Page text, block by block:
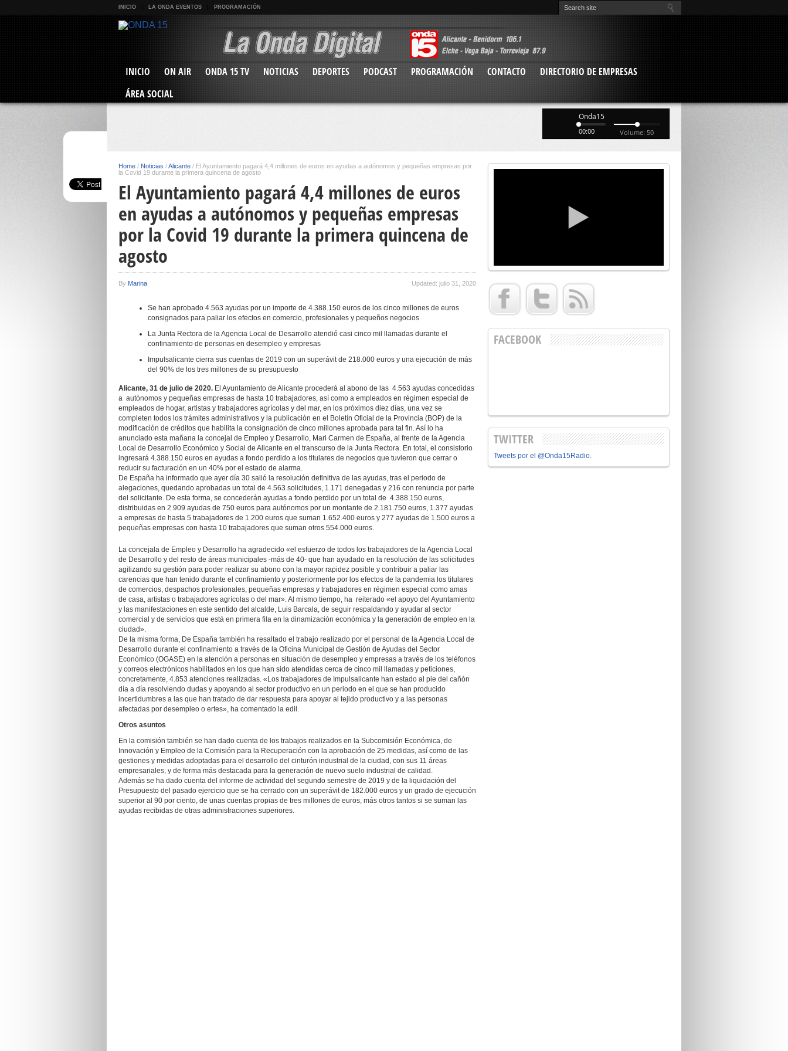
INICIO LA ONDA EVENTOS PROGRAMACIÓN
INICIO ON AIR ONDA 15 TV NOTICIAS DEPORTES PODCAST PROGRAMACIÓN CONTACTO
DIRECTORIO DE EMPRESAS
ÁREA SOCIAL
Onda15
00:00 Volume: 50
Home / Noticias /Alicante / El Ayuntamiento pagará 4,4 millones de euros en ayudas a autónomos y pequeñas empresas por
la Covid 19 durante la primera quincena de agosto
El Ayuntamiento pagará 4,4 millones de euros
en ayudas a autónomos y pequeñas empresas
por la Covid 19 durante la primera quincena de
agosto
By Marina Updated: julio 31, 2020
Se han aprobado 4.563 ayudas por un importe de 4.388.150 euros de los cinco millones de euros
consignados para paliar los efectos en comercio, profesionales y pequeños negocios
La Junta Rectora de la Agencia Local de Desarrollo atendió casi cinco mil llamadas durante el
confinamiento de personas en desempleo y empresas
Impulsalicante cierra sus cuentas de 2019 con un superávit de 218.000 euros y una ejecución de más
del 90% de los tres millones de su presupuesto
Alicante, 31 de julio de 2020. El Ayuntamiento de Alicante procederá al abono de las 4.563 ayudas concedidas
a autónomos y pequeñas empresas de hasta 10 trabajadores, así como a empleados en régimen especial de
empleados de hogar, artistas y trabajadores agrícolas y del mar, en los próximos diez días, una vez se
completen todos los trámites administrativos y la publicación en el Boletín Oficial de la Provincia (BOP) de la
modificación de créditos que habilita la consignación de cinco millones aprobada para tal fin. Así lo ha
anunciado esta mañana la concejal de Empleo y Desarrollo, Mari Carmen de España, al frente de la Agencia
Local de Desarrollo Económico y Social de Alicante en el transcurso de la Junta Rectora. En total, el consistorio
ingresará 4.388.150 euros en ayudas a fondo perdido a los titulares de negocios que tuvieron que cerrar o
reducir su facturación en un 40% por el estado de alarma.
De España ha informado que ayer día 30 salió la resolución definitiva de las ayudas, tras el periodo de
alegaciones, quedando aprobadas un total de 4.563 solicitudes, 1.171 denegadas y 216 con renuncia por parte
del solicitante. De esta forma, se concederán ayudas a fondo perdido por un total de 4.388.150 euros,
distribuidas en 2.909 ayudas de 750 euros para autónomos por un montante de 2.181.750 euros, 1.377 ayudas
a empresas de hasta 5 trabajadores de 1.200 euros que suman 1.652.400 euros y 277 ayudas de 1.500 euros a
pequeñas empresas con hasta 10 trabajadores que suman otros 554.000 euros.
La concejala de Empleo y Desarrollo ha agradecido «el esfuerzo de todos los trabajadores de la Agencia Local
de Desarrollo y del resto de áreas municipales -más de 40- que han ayudado en la resolución de las solicitudes
agilizando su gestión para poder realizar su abono con la mayor rapidez posible y contribuir a paliar las
carencias que han tenido durante el confinamiento y posteriormente por los efectos de la pandemia los titulares
de comercios, despachos profesionales, pequeñas empresas y trabajadores en régimen especial como amas
de casa, artistas o trabajadores agrícolas o del mar». Al mismo tiempo, ha reiterado «el apoyo del Ayuntamiento
y las manifestaciones en este sentido del alcalde, Luis Barcala, de seguir respaldando y ayudar al sector
comercial y de servicios que está en primera fila en la dinamización económica y la generación de empleo en la
ciudad».
De la misma forma, De España también ha resaltado el trabajo realizado por el personal de la Agencia Local de
Desarrollo durante el confinamiento a través de la Oficina Municipal de Gestión de Ayudas del Sector
Económico (OGASE) en la atención a personas en situación de desempleo y empresas a través de los teléfonos
y correos electrónicos habilitados en los que han sido atendidas cerca de cinco mil llamadas y peticiones,
concretamente, 4.853 atenciones realizadas. «Los trabajadores de Impulsalicante han estado al pie del cañón
día a día resolviendo dudas y apoyando al sector productivo en un periodo en el que se han producido
incertidumbres a las que han tratado de dar respuesta para apoyar al tejido productivo y a las personas
afectadas por desempleo o ertes», ha comentado la edil.
Otros asuntos
En la comisión también se han dado cuenta de los trabajos realizados en la Subcomisión Económica, de
Innovación y Empleo de la Comisión para la Recuperación con la aprobación de 25 medidas, así como de las
gestiones y medidas adoptadas para el desarrollo del cinturón industrial de la ciudad, con sus 11 áreas
empresariales, y de forma más destacada para la generación de nuevo suelo industrial de calidad.
Además se ha dado cuenta del informe de actividad del segundo semestre de 2019 y de la liquidación del
Presupuesto del pasado ejercicio que se ha cerrado con un superávit de 182.000 euros y un grado de ejecución
superior al 90 por ciento, de unas cuentas propias de tres millones de euros, más otros tantos si se suman las
ayudas recibidas de otras administraciones superiores.
FACEBOOK
TWITTER
Tweets por el @Onda15Radio.